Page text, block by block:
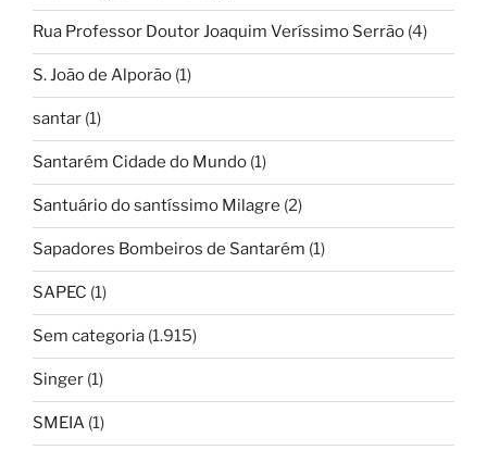
Rua Professor Doutor Joaquim Veríssimo Serrão (4)
S. João de Alporão (1)
santar (1)
Santarém Cidade do Mundo (1)
Santuário do santíssimo Milagre (2)
Sapadores Bombeiros de Santarém (1)
SAPEC (1)
Sem categoria (1.915)
Singer (1)
SMEIA (1)